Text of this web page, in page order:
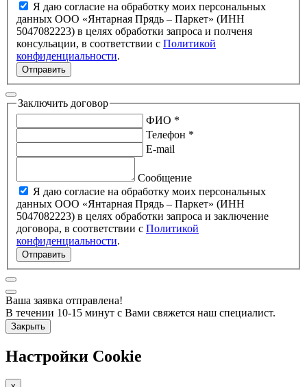
Я даю согласие на обработку моих персональных
данных ООО «Янтарная Прядь – Паркет» (ИНН
5047082223) в целях обработки запроса и полченя
консульации, в соответствии с Политикой
конфиденциальности.
Отправить
Заключить договор
ФИО *
Телефон *
E-mail
Сообщение
Я даю согласие на обработку моих персональных
данных ООО «Янтарная Прядь – Паркет» (ИНН
5047082223) в целях обработки запроса и заключение
договора, в соответствии с Политикой
конфиденциальности.
Отправить
Ваша заявка отправлена!
В течении 10-15 минут с Вами свяжется наш специалист.
Закрыть
Настройки Cookie